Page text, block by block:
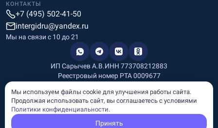
КОНТАКТЫ
+7 (495) 502-41-50
intergidru@yandex.ru
Мы на связи c 10 до 21
ИП Сарычев А.В.ИНН 773708212883
Реестровый номер РТА 0009677
Информация, размещённая на сайте, носит информационный
характер и не является рекламой и публичной офертой.
Мы используем файлы cookie для улучшения работы сайта.
Продолжая использовать сайт, вы соглашаетесь с условиями
Политики конфиденциальности.
Принять